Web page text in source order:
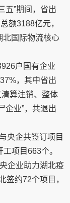
五”期间，省出
额3188亿元，
北国际物流核心
户国有企业
，其中省出
算注销、整体
企业”，共退出
央企共签订项目
项目663个。
企业助力湖北疫
签约72个项目，